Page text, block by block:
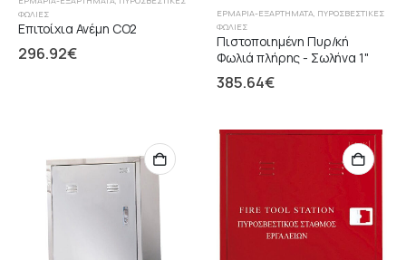
ΦΩΛΙΈΣ
Επιτοίχια Ανέμη CO2
296.92€
ΕΡΜΆΡΙΑ-ΕΞΑΡΤΉΜΑΤΑ ΠΥΡΟΣΒΕΣΤΙΚΈΣ
ΦΩΛΙΈΣ
Πιστοποιημένη Πυρ/κή
Φωλιά πλήρης - Σωλήνα 1"
385.64€